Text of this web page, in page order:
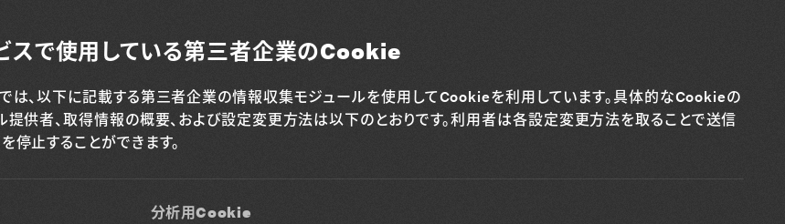
スで使用している第三者企業のCookie
は、以下に記載する第三者企業の情報収集モジュールを使用してCookieを利用しています。具体的なCookieの
提供者、取得情報の概要、および設定変更方法は以下のとおりです。利用者は各設定変更方法を取ることで送信
停止することができます。
分析用Cookie